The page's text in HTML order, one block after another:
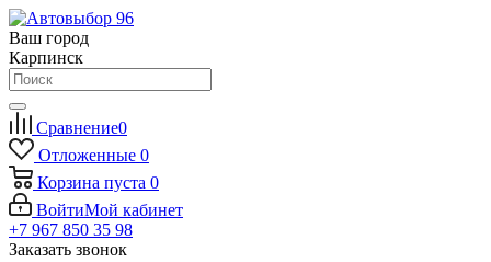
Ваш город
Карпинск
Сравнение0
Отложенные 0
Корзина пуста 0
ВойтиМой кабинет
+7 967 850 35 98
Заказать звонок